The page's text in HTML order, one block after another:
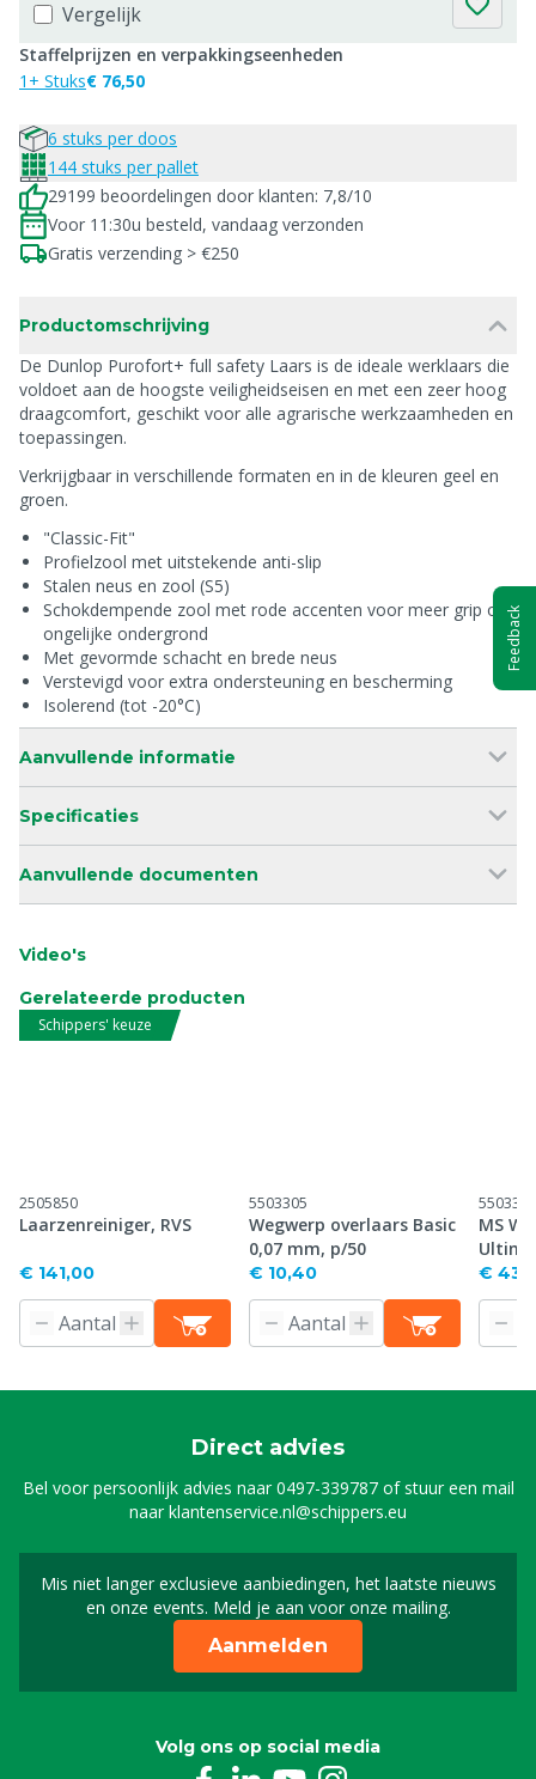
Vergelijk
Staffelprijzen en verpakkingseenheden
1+ Stuks€ 76,50
6 stuks per doos
144 stuks per pallet
29199 beoordelingen door klanten: 7,8/10
Voor 11:30u besteld, vandaag verzonden
Gratis verzending > €250
Productomschrijving
De Dunlop Purofort+ full safety Laars is de ideale werklaars die
voldoet aan de hoogste veiligheidseisen en met een zeer hoog
draagcomfort, geschikt voor alle agrarische werkzaamheden en
toepassingen.
Verkrijgbaar in verschillende formaten en in de kleuren geel en
groen.
"Classic-Fit"
Profielzool met uitstekende anti-slip
Stalen neus en zool (S5)
Schokdempende zool met rode accenten voor meer grip op
ongelijke ondergrond
Met gevormde schacht en brede neus
Verstevigd voor extra ondersteuning en bescherming
Isolerend (tot -20°C)
Aanvullende informatie
Specificaties
Aanvullende documenten
Video's
Gerelateerde producten
Schippers' keuze
2505850
Laarzenreiniger, RVS
€ 141,00
5503305
Wegwerp overlaars Basic
0,07 mm, p/50
€ 10,40
5503306
MS
€
Direct advies
Bel voor persoonlijk advies naar0497-339787of stuur een mail
naarklantenservice.nl@schippers.eu
Mis niet langer exclusieve aanbiedingen, het laatste nieuws
en onze events. Meld je aan voor onze mailing.
Schrijf je in voor onze
Aanmelden
Volg ons op social media
Feedback